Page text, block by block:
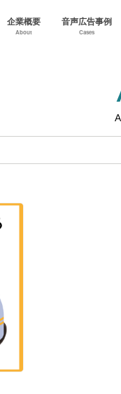
企業概要
About
音声広告事例
Cases